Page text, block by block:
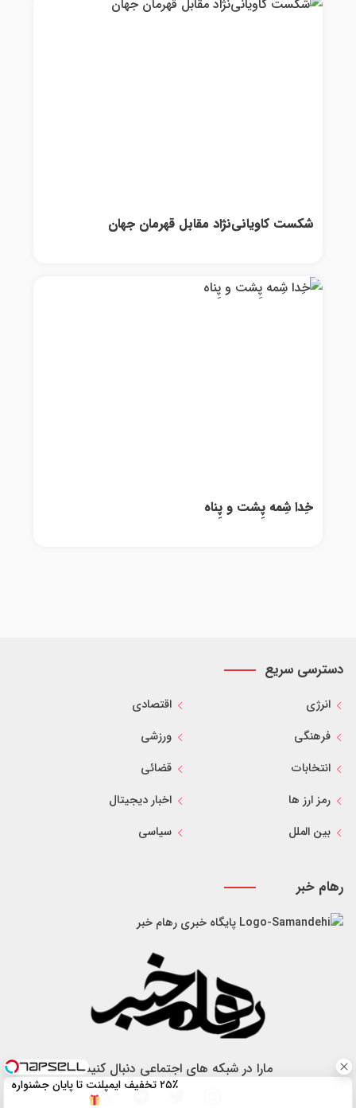
شکست کاویانی‌نژاد مقابل قهرمان جهان
خِدا شِمه پِشت و پِناه
دسترسی سریع
انرژی
اقتصادی
فرهنگی
ورزشی
انتخابات
قضائی
رمز ارز ها
اخبار دیجیتال
بین الملل
سیاسی
رهام خبر
پایگاه خبری رهام خبر
مارا در شبکه های اجتماعی دنبال کنید
۲۵٪ تخفیف ایمپلنت تا پایان جشنواره